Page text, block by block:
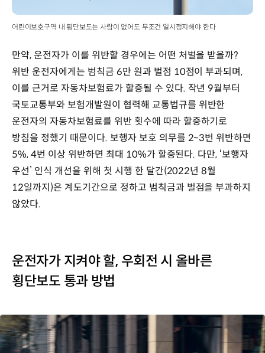
어린이보호구역 내 횡단보도는 사람이 없어도 무조건 일시정지해야 한다
만약, 운전자가 이를 위반할 경우에는 어떤 처벌을 받을까?
위반 운전자에게는 범칙금 6만 원과 벌점 10점이 부과되며,
이를 근거로 자동차보험료가 할증될 수 있다. 작년 9월부터
국토교통부와 보험개발원이 협력해 교통법규를 위반한
운전자의 자동차보험료를 위반 횟수에 따라 할증하기로
방침을 정했기 때문이다. 보행자 보호 의무를 2~3번 위반하면
5%, 4번 이상 위반하면 최대 10%가 할증된다. 다만, ‘보행자
우선’ 인식 개선을 위해 첫 시행 한 달간(2022년 8월
12일까지)은 계도기간으로 정하고 범칙금과 벌점을 부과하지
않았다.
운전자가 지켜야 할, 우회전 시 올바른
횡단보도 통과 방법